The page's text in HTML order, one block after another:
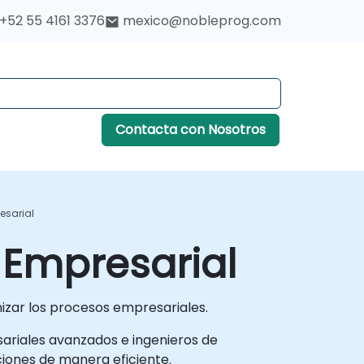
+52 55 4161 3376 mexico@nobleprog.com
Contacta con Nosotros
los procesos empresariales.
avanzados e ingenieros de
de manera eficiente.